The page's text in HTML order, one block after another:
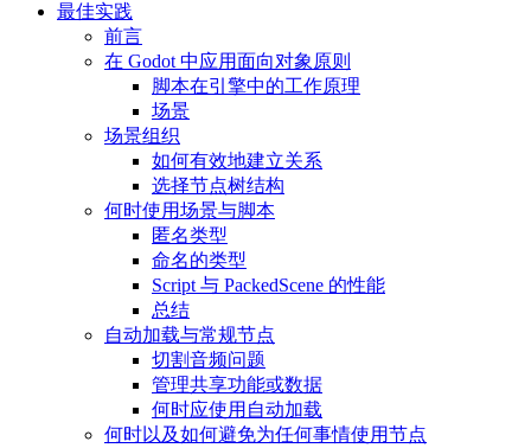
最佳实践
前言
在 Godot 中应用面向对象原则
脚本在引擎中的工作原理
场景
场景组织
如何有效地建立关系
选择节点树结构
何时使用场景与脚本
匿名类型
命名的类型
Script 与 PackedScene 的性能
总结
自动加载与常规节点
切割音频问题
管理共享功能或数据
何时应使用自动加载
何时以及如何避免为任何事情使用节点